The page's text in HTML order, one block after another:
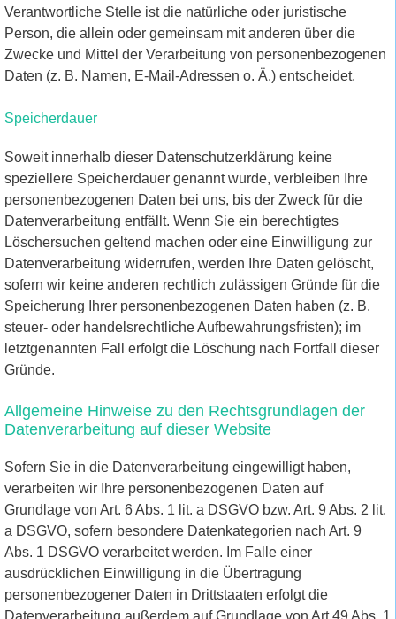
Verantwortliche Stelle ist die natürliche oder juristische
Person, die allein oder gemeinsam mit anderen über die
Zwecke und Mittel der Verarbeitung von personenbezogenen
Daten (z. B. Namen, E-Mail-Adressen o. Ä.) entscheidet.
Speicherdauer
Soweit innerhalb dieser Datenschutzerklärung keine
speziellere Speicherdauer genannt wurde, verbleiben Ihre
personenbezogenen Daten bei uns, bis der Zweck für die
Datenverarbeitung entfällt. Wenn Sie ein berechtigtes
Löschersuchen geltend machen oder eine Einwilligung zur
Datenverarbeitung widerrufen, werden Ihre Daten gelöscht,
sofern wir keine anderen rechtlich zulässigen Gründe für die
Speicherung Ihrer personenbezogenen Daten haben (z. B.
steuer- oder handelsrechtliche Aufbewahrungsfristen); im
letztgenannten Fall erfolgt die Löschung nach Fortfall dieser
Gründe.
Allgemeine Hinweise zu den Rechtsgrundlagen der
Datenverarbeitung auf dieser Website
Sofern Sie in die Datenverarbeitung eingewilligt haben,
verarbeiten wir Ihre personenbezogenen Daten auf
Grundlage von Art. 6 Abs. 1 lit. a DSGVO bzw. Art. 9 Abs. 2 lit.
a DSGVO, sofern besondere Datenkategorien nach Art. 9
Abs. 1 DSGVO verarbeitet werden. Im Falle einer
ausdrücklichen Einwilligung in die Übertragung
personenbezogener Daten in Drittstaaten erfolgt die
Datenverarbeitung außerdem auf Grundlage von Art.49 Abs. 1